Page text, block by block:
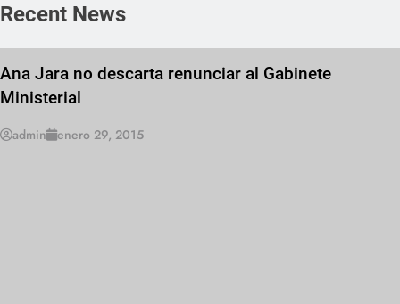
Recent News
Ana Jara no descarta renunciar al Gabinete
Ministerial
admin enero 29, 2015